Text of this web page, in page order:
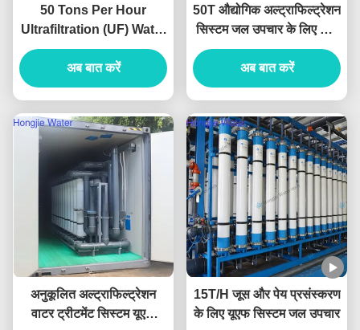
50 Tons Per Hour
Ultrafiltration (UF) Water
Treatment System For
Pretreatment System
अब बात करें
50T औद्योगिक अल्ट्राफिल्ट्रेशन
सिस्टम जल उपचार के लिए UF
यूनिट
अब बात करें
अनुकूलित अल्ट्राफिल्ट्रेशन
वाटर ट्रीटमेंट सिस्टम यूएफ
15T/H जूस और पेय प्रसंस्करण
के लिए यूएफ सिस्टम जल उपचार